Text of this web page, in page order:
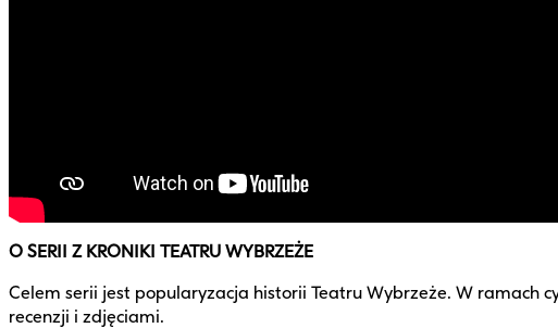
O SERII Z KRONIKI TEATRU WYBRZEŻE
Celem serii jest popularyzacja historii Teatru Wybrzeże. W
recenzji i zdjęciami.